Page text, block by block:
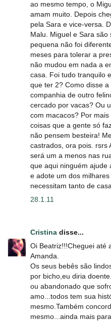
ao mesmo tempo, o
amam muito. Depois
pela Sara e vice-versa.
Malu. Miguel e Sara
pequena não foi
meses para tolerar a
não mudou em nada a
casa. Foi tudo tranquilo
que ter 2? Como disse
companhia de outro
cercado por vacas? Ou
com macacos? Por
coisas que a gente só
não pensem besteira!
castrados, ora pois. rsrs
será um a menos nas
que aqui ninguém ajude
e adote um dos
necessitam tanto de
28.1.11
Cristina disse...
Oi Beatriz!!!Cheguei até
Amanda.
Os seus bebês são
por bicho,eu diria
ou abandonado que
amo...todos tem sua
mesmo.Também
mesmo...ainda mais